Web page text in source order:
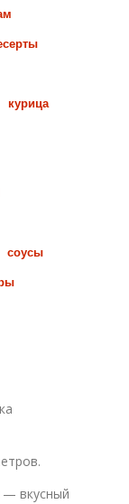
курица
соусы
— вкусный